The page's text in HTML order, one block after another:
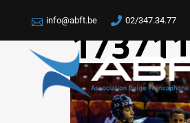
info@abft.be 02/347.34.77